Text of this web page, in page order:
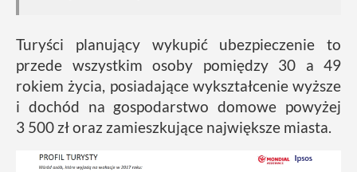
Turyści planujący wykupić ubezpieczenie to
przede wszystkim osoby pomiędzy 30 a 49
rokiem życia, posiadające wykształcenie wyższe
i dochód na gospodarstwo domowe powyżej
3 500 zł oraz zamieszkujące największe miasta.